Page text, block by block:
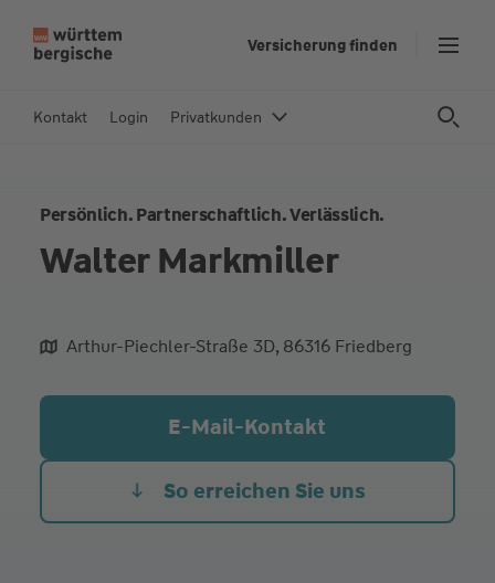
In
Versicherung finden
Kontakt Login Privatkunden
Persönlich. Partnerschaftlich. Verlässlich.
Walter Markmiller
aliqua culpa cillum ullamco
Arthur-Piechler-Straße 3D, 86316 Friedberg
E-Mail-Kontakt
So erreichen Sie uns